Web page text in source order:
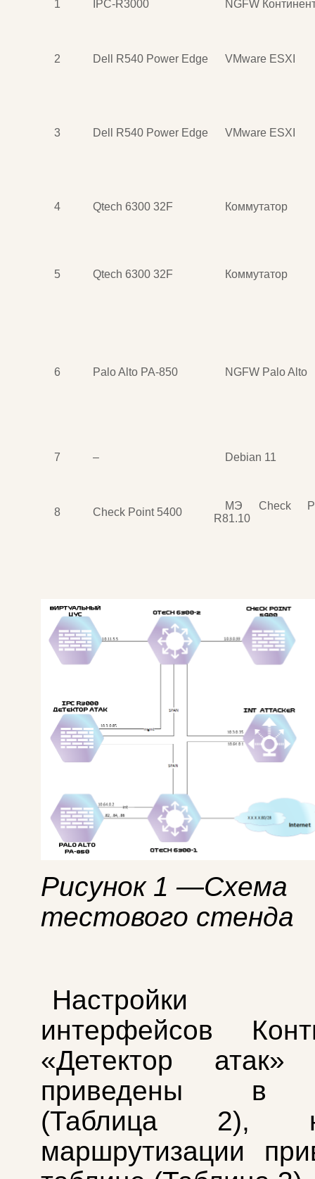
1 IPC-R3000 NGFW
2 Dell R540 Power Edge VMware ESXI
3 Dell R540 Power Edge VMware ESXI
4 Qtech 6300 32F Коммутатор
5 Qtech 6300 32F Коммутатор
6 Palo Alto PA-850 NGFW Palo Alto
7 – Debian 11
8 Check Point 5400
МЭ Check
R81.10
Рисунок 1 —Схема
тестового стенда
Настройки
интерфейсов
«Детектор
приведены в
(Таблица 2),
маршрутизации